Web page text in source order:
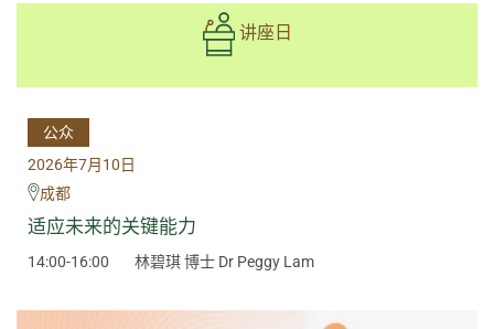
讲座日
公众
2026年7月10日
成都
适应未来的关键能力
14:00-16:00 林碧琪 博士 Dr Peggy Lam